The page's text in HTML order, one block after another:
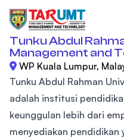
Tunku Abdul
Management and
WP Kuala Lumpur,
Tunku Abdul Rahman
adalah institusi
keunggulan lebih dari
menyediakan pendidikan